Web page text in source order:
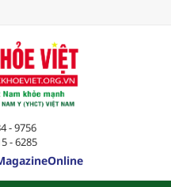
- 9756
- 6285